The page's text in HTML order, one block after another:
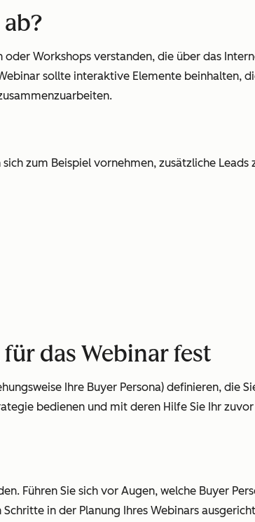
Workshops verstanden, die über das
sollte interaktive Elemente beinhalten,
zum Beispiel vornehmen, zusätzliche
das Webinar fest
Ihre Buyer Persona) definieren, die
bedienen und mit deren Hilfe Sie Ihr
Führen Sie sich vor Augen, welche Buyer
in der Planung Ihres Webinars